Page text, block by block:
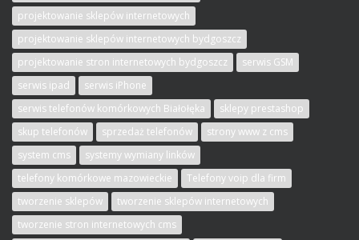
projektowanie sklepów internetowych
projektowanie sklepów internetowych bydgoszcz
projektowanie stron internetowych bydgoszcz
serwis GSM
serwis ipad
serwis iPhone
serwis telefonów komórkowych Białołęka
sklepy prestashop
skup telefonów
sprzedaż telefonów
strony www z cms
system cms
systemy wymiany linków
telefony komórkowe mazowieckie
Telefony voip dla firm
tworzenie sklepów
tworzenie sklepów internetowych
tworzenie stron internetowych cms